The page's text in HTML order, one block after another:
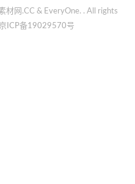
网.CC & EveryOne. . All rights
京ICP备19029570号